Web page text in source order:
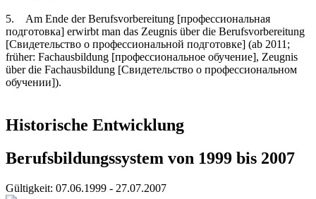
5. Am Ende der Berufsvorbereitung [профессиональная
подготовка] erwirbt man das Zeugnis über die Berufsvorbereitung
[Свидетельство о профессиональной подготовке] (ab 2011;
früher: Fachausbildung [профессиональное обучение], Zeugnis
über die Fachausbildung [Cвидетельство о профессиональном
обучении]).
Historische Entwicklung
Berufsbildungssystem von 1999 bis 2007
Gültigkeit: 07.06.1999 - 27.07.2007